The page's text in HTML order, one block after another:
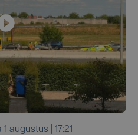
1 augustus | 17:21